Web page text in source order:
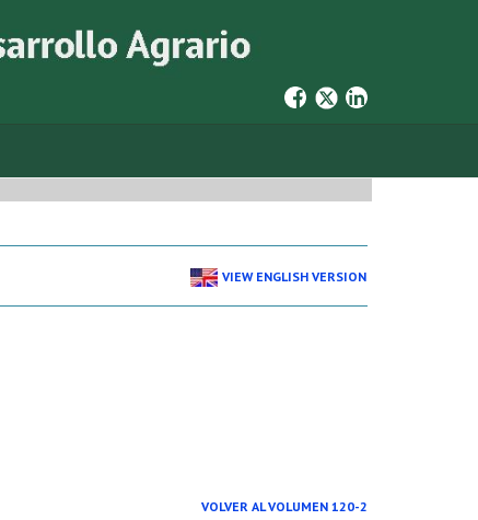
VIEW ENGLISH VERSION
VOLVER AL VOLUMEN 120-2